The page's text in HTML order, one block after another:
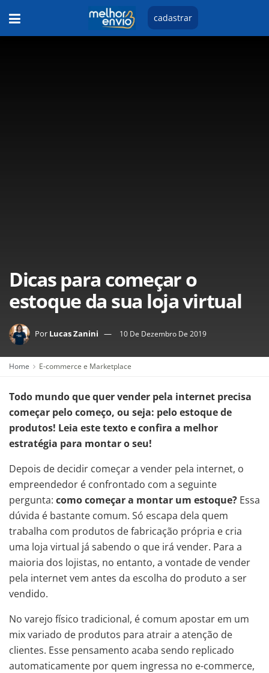
cadastrar
Dicas para começar o
estoque da sua loja virtual
Por Lucas Zanini 10 De Dezembro De 2019
Home E-commerce e Marketplace
Todo mundo que quer vender pela internet precisa
começar pelo começo, ou seja: pelo estoque de
produtos! Leia este texto e confira a melhor
estratégia para montar o seu!
Depois de decidir começar a vender pela internet, o
empreendedor é confrontado com a seguinte
pergunta: como começar a montar um estoque? Essa
dúvida é bastante comum. Só escapa dela quem
trabalha com produtos de fabricação própria e cria
uma loja virtual já sabendo o que irá vender. Para a
maioria dos lojistas, no entanto, a vontade de vender
pela internet vem antes da escolha do produto a ser
vendido.
No varejo físico tradicional, é comum apostar em um
mix variado de produtos para atrair a atenção de
clientes. Esse pensamento acaba sendo replicado
automaticamente por quem ingressa no e-commerce,